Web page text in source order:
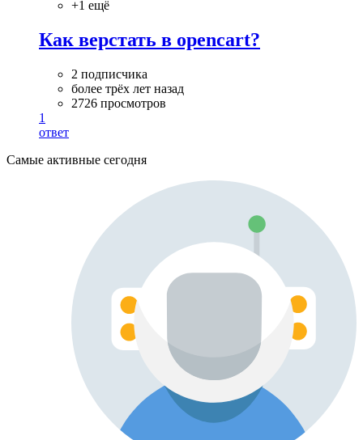
+1 ещё
Как верстать в opencart?
2 подписчика
более трёх лет назад
2726 просмотров
1
ответ
Самые активные сегодня